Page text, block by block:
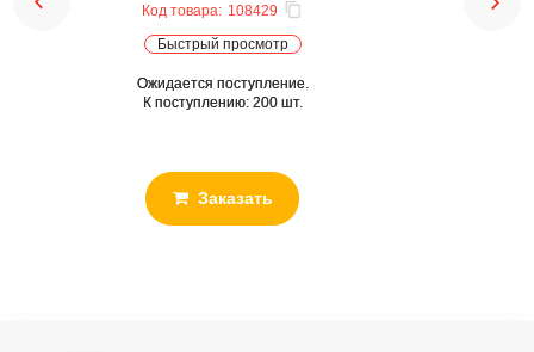
Код товара: 108429
Быстрый просмотр
Ожидается поступление.
К поступлению: 200 шт.
Заказать